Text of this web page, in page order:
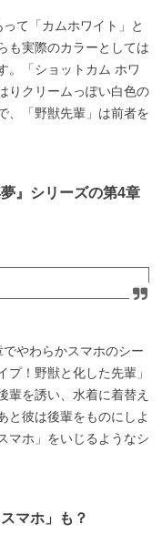
て「カムホワイト」と
も実際のカラーとしては
。「ショットカム ホワ
りクリームっぽい白色の
、「野獣先輩」は前者を
』シリーズの第4章
やわらかスマホのシー
！野獣と化した先輩」
輩を誘い、水着に着替え
と彼は後輩をものにしよ
マホ」をいじるようなシ
マホ」も？